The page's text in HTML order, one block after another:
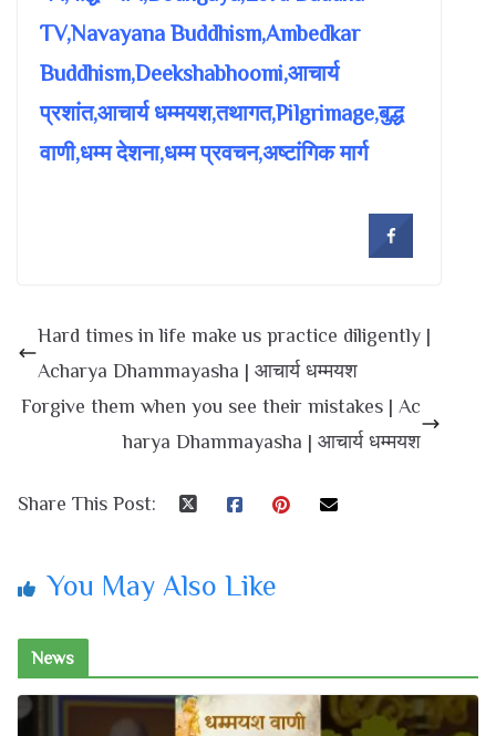
TV,Navayana Buddhism,Ambedkar
Buddhism,Deekshabhoomi,आचार्य
प्रशांत,आचार्य धम्मयश,तथागत,Pilgrimage,बुद्ध
वाणी,धम्म देशना,धम्म प्रवचन,अष्टांगिक मार्ग
Hard times in life make us practice diligently |
Acharya Dhammayasha | आचार्य धम्मयश
Forgive them when you see their mistakes | Ac
harya Dhammayasha | आचार्य धम्मयश
Share This Post:
You May Also Like
News